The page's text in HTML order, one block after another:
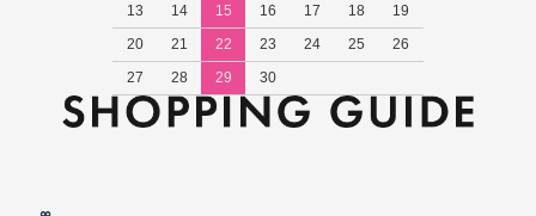
13
14 15 16 17 18
19
20
21 22 23 24 25
26
27
28 29 30